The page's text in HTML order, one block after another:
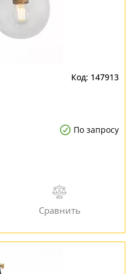
147913
По запросу